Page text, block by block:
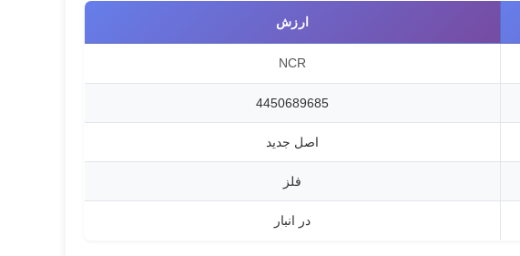
ارزش
NCR
4450689685
اصل جدید
فلز
در انبار